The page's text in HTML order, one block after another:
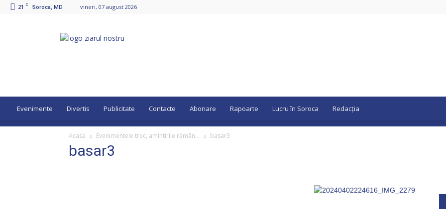
21 C Soroca, MD vineri, 07 august 2026
Evenimente Divertis Publicitate Contacte Abonare Rapoarte Lucru în Soroca Redacția
Acasă Evenimentele trec, amintirile rămân… basar3
basar3